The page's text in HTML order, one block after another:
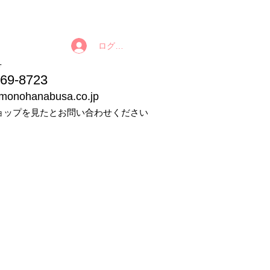
8723
ップを見たとお問い合わせください
ログイン